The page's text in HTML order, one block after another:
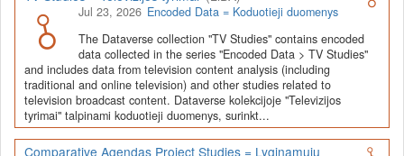
Prieigai prie išteklių naudojama ši
visi ištekliai prieinami, nes 2020-2029 m. vykdomas perkėlimo iš
senosios infrastruktūros projektas). LiDA kuruoja įvairių tipų
išteklius ir jie publikuojami atskiruose kataloguose pagal tipą:
Apklausų duomenys ,Interviu duomenys,Agreguotieji duomenys
(įskaitant Istorinę statistiką),Tekstiniai duomenys
duomenys(įskaitant Žiniasklaidos tyrimus). Taip pat LiDA
Jul 23, 2026 Encoded Data = Koduotieji duomenys
The Dataverse collection "TV Studies" contains encoded
data collected in the series "Encoded Data > TV Studies"
and includes data from television content analysis (including
traditional and online television) and other studies related to
television broadcast content. Dataverse kolekcijoje "Televizijos
tyrimai" talpinami koduotieji duomenys, surinkt...
Comparative Agendas Project Studies = Lyginamųjų